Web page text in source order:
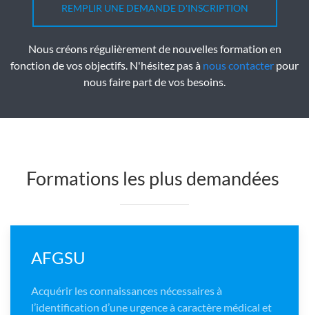
REMPLIR UNE DEMANDE D'INSCRIPTION
Nous créons régulièrement de nouvelles formation en
fonction de vos objectifs. N'hésitez pas à nous contacter pour
nous faire part de vos besoins.
Formations les plus demandées
AFGSU
Acquérir les connaissances nécessaires à
l’identification d’une urgence à caractère médical et